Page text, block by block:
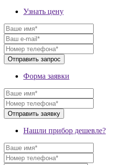
Узнать цену
Форма заявки
Нашли прибор дешевле?